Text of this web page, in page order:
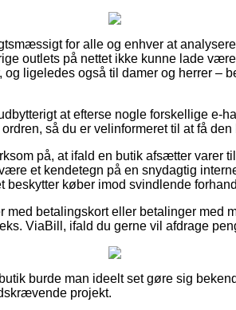
for alle og enhver at
outlets på nettet ikke kunne lade
ligeledes også til damer og herrer –
at efterse nogle forskellige e-
så du er velinformeret til at få
på, at ifald en butik afsætter varer
et kendetegn på en snydagtig
beskytter køber imod svindlende
med betalingskort eller betalinger med
ViaBill, ifald du gerne vil afdrage
burde man ideelt set gøre sig
projekt.